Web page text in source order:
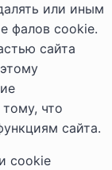
или иным
фалов cookie.
сайта
что
сайта.
cookie